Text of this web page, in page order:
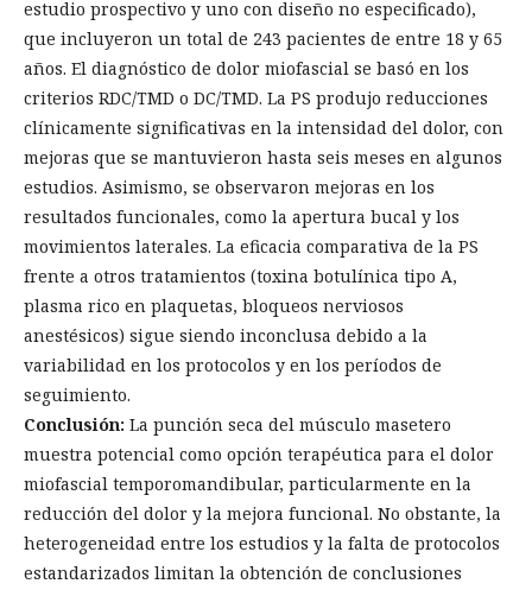
estudio prospectivo y uno con diseño no especificado),
que incluyeron un total de 243 pacientes de entre 18 y 65
años. El diagnóstico de dolor miofascial se basó en los
criterios RDC/TMD o DC/TMD. La PS produjo reducciones
clínicamente significativas en la intensidad del dolor, con
mejoras que se mantuvieron hasta seis meses en algunos
estudios. Asimismo, se observaron mejoras en los
resultados funcionales, como la apertura bucal y los
movimientos laterales. La eficacia comparativa de la PS
frente a otros tratamientos (toxina botulínica tipo A,
plasma rico en plaquetas, bloqueos nerviosos
anestésicos) sigue siendo inconclusa debido a la
variabilidad en los protocolos y en los períodos de
seguimiento.
Conclusión: La punción seca del músculo masetero
muestra potencial como opción terapéutica para el dolor
miofascial temporomandibular, particularmente en la
reducción del dolor y la mejora funcional. No obstante, la
heterogeneidad entre los estudios y la falta de protocolos
estandarizados limitan la obtención de conclusiones